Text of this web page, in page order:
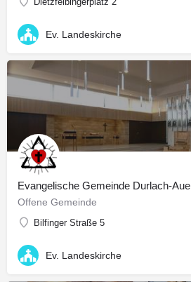
Ev. Landeskirche
Evangelische Gemeinde Durlach-Aue
Offene Gemeinde
Bilfinger Straße 5
Ev. Landeskirche